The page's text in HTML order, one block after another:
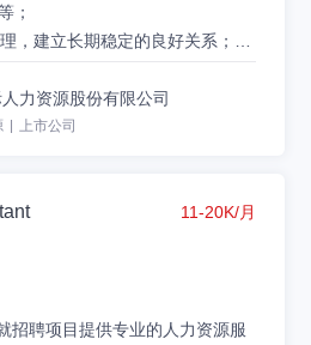
；
，建立长期稳定的良好关系；及
包项目交付方案，深度了解分析
聘流程管理。
关资源，快速响应提供人力；
需求分析、人员招聘、面试安排
力资源股份有限公司
上市公司
11-20K/月
招聘项目提供专业的人力资源服